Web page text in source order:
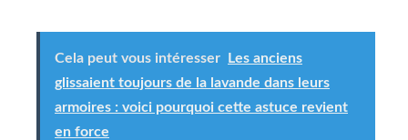
Cela peut vous intéresser
Les anciens
glissaient toujours de la lavande dans leurs
armoires : voici pourquoi cette astuce revient
en force